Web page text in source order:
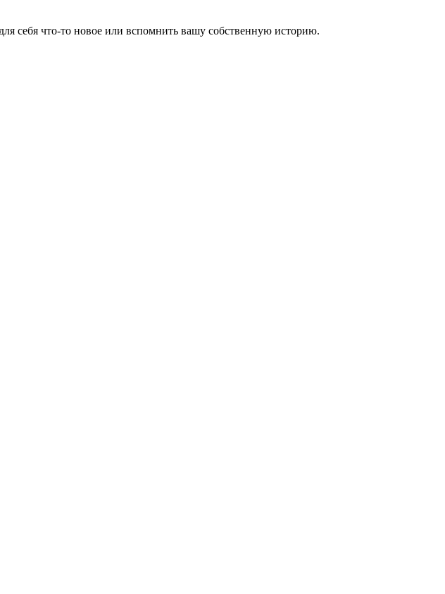
себя что-то новое или вспомнить вашу собственную историю.